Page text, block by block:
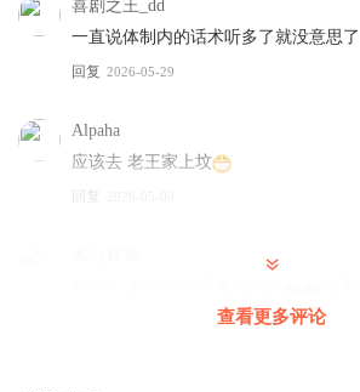
喜剧之王_dd
一直说体制内的话术听多了就没意思了
回复 2026-05-29
Alpaha
应该去 老王家上坟
回复
关系也不至于这么快吧查看更多评论